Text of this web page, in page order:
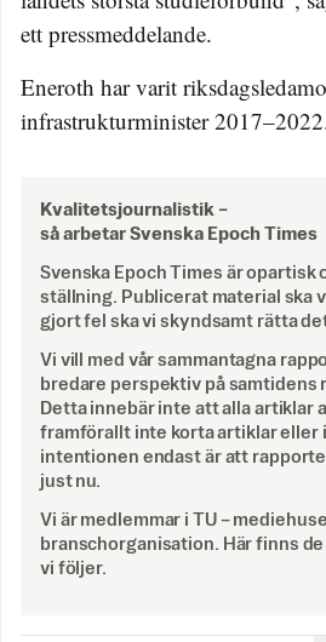
ett pressmeddelande.
Eneroth har varit
infrastrukturminister
Kvalitetsjournalistik –
så arbetar Svenska Epoch Times
Svenska Epoch Times är opartisk
ställning. Publicerat material ska
gjort fel ska vi skyndsamt rätta
Vi vill med vår sammantagna
bredare perspektiv på samtidens
Detta innebär inte att alla artiklar
framförallt inte korta artiklar eller
intentionen endast är att
just nu.
Vi är medlemmar i TU –
branschorganisation. Här finns de
vi följer.